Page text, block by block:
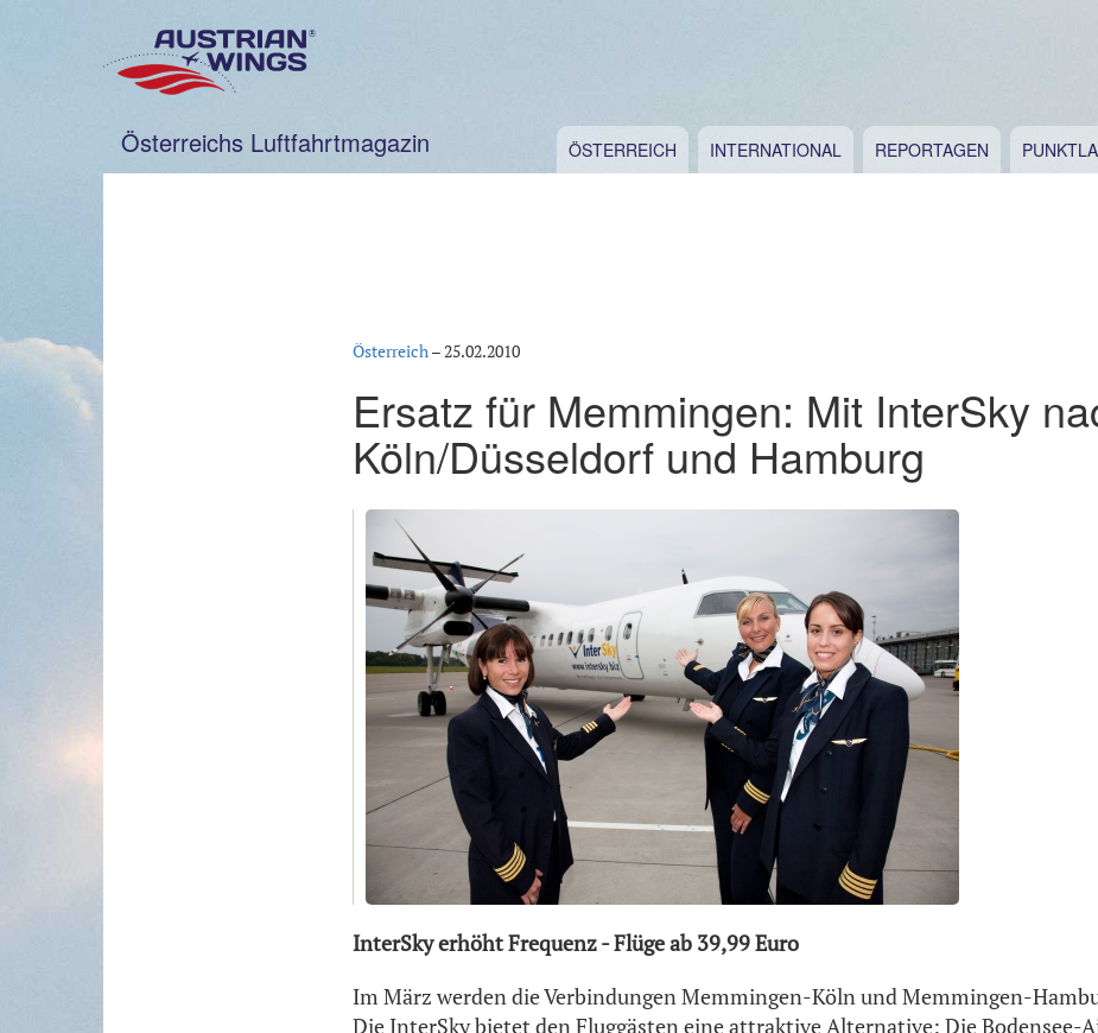
Österreichs Luftfahrtmagazin ÖSTERREICH INTERNATIONAL REPORTAGEN
Österreich–25.02.2010
Ersatz für Memmingen: Mit InterSky
Köln/Düsseldorf und Hamburg
InterSky erhöht Frequenz - Flüge ab 39,99 Euro
Im März werden die Verbindungen Memmingen-Köln und Memmingen-
Die InterSky bietet den Fluggästen eine attraktive Alternative: Die Bodensee-